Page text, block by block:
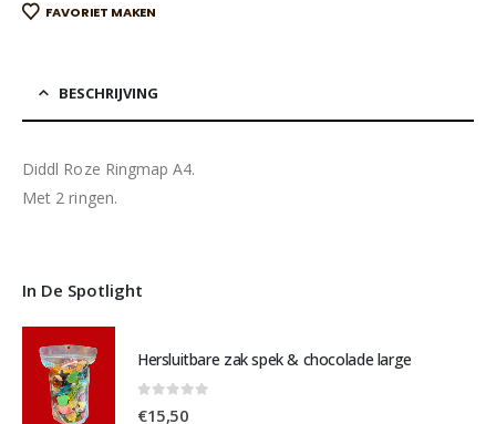
FAVORIET MAKEN
BESCHRIJVING
Diddl Roze Ringmap A4.
Met 2 ringen.
In De Spotlight
Hersluitbare zak spek & chocolade large
€15,50